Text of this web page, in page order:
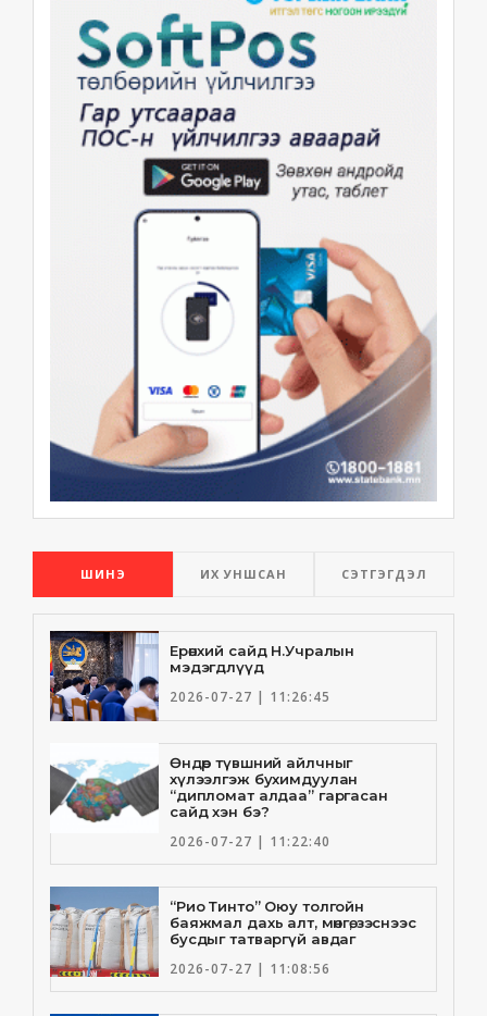
ШИНЭ ИХ УНШСАН СЭТГЭГДЭЛ
Ерөнхий сайд Н.Учралын
мэдэгдлүүд
2026-07-27 | 11:26:45
Өндөр түвшний айлчныг
хүлээлгэж бухимдуулан
“дипломат алдаа” гаргасан
сайд хэн бэ?
2026-07-27 | 11:22:40
“Рио Тинто” Оюу толгойн
баяжмал дахь алт, мөнгө, зэснээс
бусдыг татваргүй авдаг
2026-07-27 | 11:08:56